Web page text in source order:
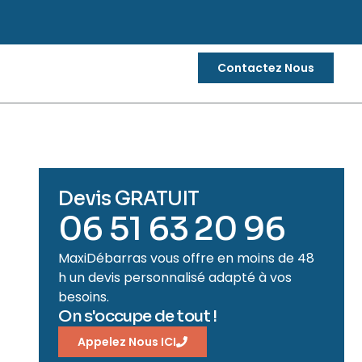
Contactez Nous
Devis GRATUIT
06 51 63 20 96
MaxiDébarras vous offre en moins de 48
h un devis personnalisé adapté à vos
besoins.
On s'occupe de tout !
Appelez Nous ICI